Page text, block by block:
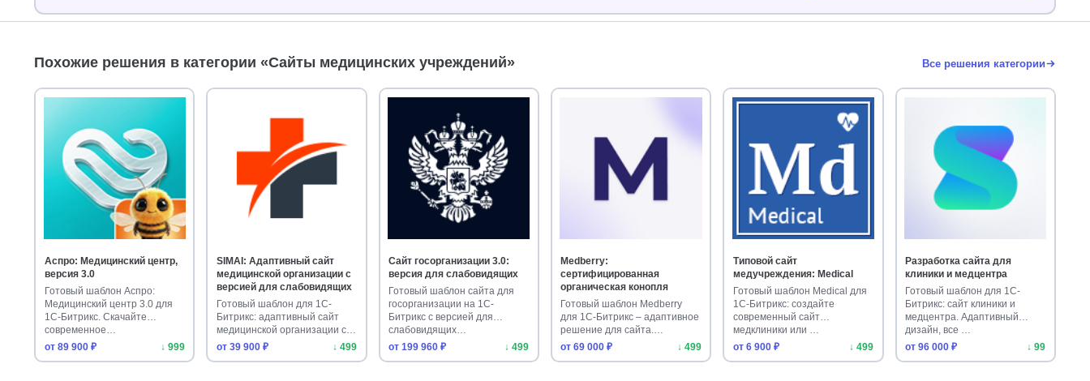
Похожие решения в категории «Сайты медицинских учреждений» Все решения категории
Аспро: Медицинский центр,
версия 3.0
Готовый шаблон Аспро:
Медицинский центр 3.0 для
1С-Битрикс. Скачайте
современное…
от 89 900 ₽
↓ 999
SIMAI: Адаптивный сайт
медицинской организации с
версией для слабовидящих
Готовый шаблон для 1С-
Битрикс: адаптивный сайт
медицинской организации с
версией…
от 39 900 ₽ ↓ 499
Сайт госорганизации 3.0:
версия для слабовидящих
Готовый шаблон сайта для
госорганизации на 1С-
Битрикс с версией для
слабовидящих…
от 199 960 ₽
↓ 499
Medberry:
сертифицированная
органическая конопля
Готовый шаблон Medberry
для 1С-Битрикс – адаптивное
решение для сайта.
Подходит …
от 69 000 ₽ ↓ 499
Типовой сайт
медучреждения: Medical
Готовый шаблон Medical для
1С-Битрикс: создайте
современный сайт
медклиники или …
от 6 900 ₽
↓ 499
Разработка сайта для
клиники и медцентра
Готовый шаблон для 1С-
Битрикс: сайт клиники и
медцентра. Адаптивный
дизайн, все …
от 96 000 ₽
↓ 99